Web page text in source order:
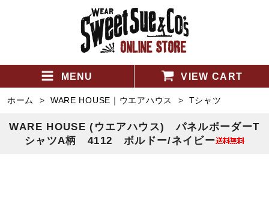
MENU VIEW CART
ホーム > WARE HOUSE｜ウエアハウス > Tシャツ
WARE HOUSE (ウエアハウス) パネルボーダーT
シャツA柄 4112 ボルドー/ネイビー